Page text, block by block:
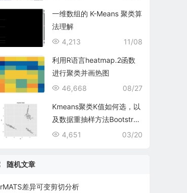
一维数组的 K-Means 聚类算
法理解
11/08
4,213
利用R语言heatmap.2函数
进行聚类并画热图
08/27
46,668
Kmeans聚类K值如何选，以
及数据重抽样方法Bootstrap
ping
03/20
4,651
随机文章
rMATS差异可变剪切分析